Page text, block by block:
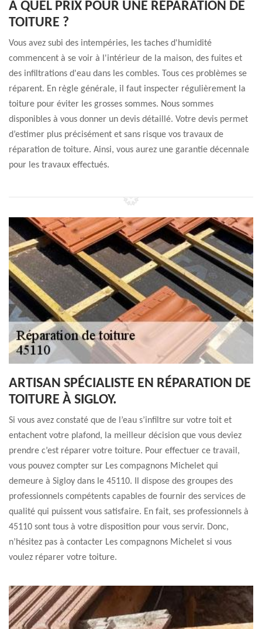
À QUEL PRIX POUR UNE RÉPARATION DE
TOITURE ?
Vous avez subi des intempéries, les taches d'humidité
commencent à se voir à l'intérieur de la maison, des fuites et
des infiltrations d'eau dans les combles. Tous ces problèmes se
réparent. En règle générale, il faut inspecter régulièrement la
toiture pour éviter les grosses sommes. Nous sommes
disponibles à vous donner un devis détaillé. Votre devis permet
d’estimer plus précisément et sans risque vos travaux de
réparation de toiture. Ainsi, vous aurez une garantie décennale
pour les travaux effectués.
ARTISAN SPÉCIALISTE EN RÉPARATION DE
TOITURE À SIGLOY.
Si vous avez constaté que de l’eau s’infiltre sur votre toit et
entachent votre plafond, la meilleur décision que vous deviez
prendre c’est réparer votre toiture. Pour effectuer ce travail,
vous pouvez compter sur Les compagnons Michelet qui
demeure à Sigloy dans le 45110. Il dispose des groupes des
professionnels compétents capables de fournir des services de
qualité qui puissent vous satisfaire. En fait, ses professionnels à
45110 sont tous à votre disposition pour vous servir. Donc,
n’hésitez pas à contacter Les compagnons Michelet si vous
voulez réparer votre toiture.